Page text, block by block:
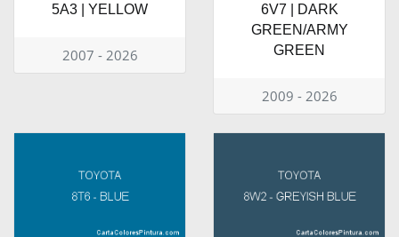
5A3 | YELLOW
2007 - 2026
6V7 | DARK
GREEN/ARMY
GREEN
2009 - 2026